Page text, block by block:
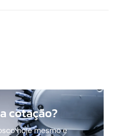
cotação?
hoje mesmo e